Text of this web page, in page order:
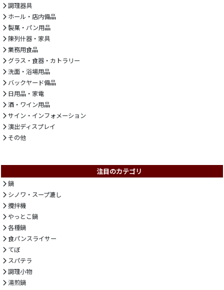
調理器具
ホール・店内備品
製菓・パン用品
陳列什器・家具
業務用食品
グラス・食器・カトラリー
洗面・浴場用品
バックヤード備品
日用品・家電
酒・ワイン用品
サイン・インフォメーション
演出ディスプレイ
その他
注目のカテゴリ
鍋
シノワ・スープ漉し
攪拌機
やっとこ鍋
各種鍋
食パンスライサー
てぼ
スパテラ
調理小物
湯煎鍋